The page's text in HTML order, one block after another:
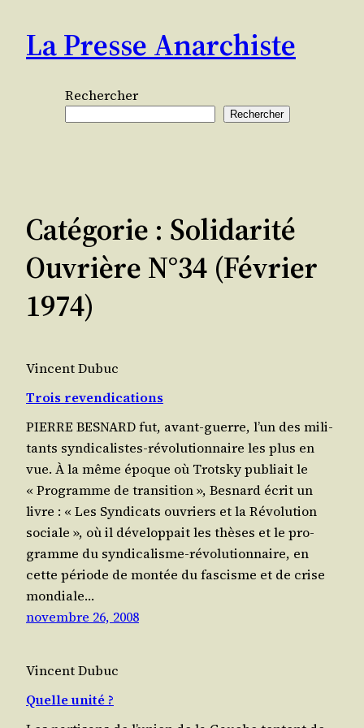
contenu
La Presse Anarchiste
Rechercher
Rechercher
Catégorie : Solidarité
Ouvrière N°34 (février
1974)
Vincent Dubuc
Trois revendications
PIERRE BESNARD fut, avant-guerre, l’un des mili­
tants syn­di­ca­listes-révo­lu­tion­naire les plus en
vue. À la même époque où Trots­ky publiait le
« Pro­gramme de tran­si­tion », Bes­nard écrit un
livre : « Les Syn­di­cats ouvriers et la Révo­lu­tion
sociale », où il déve­lop­pait les thèses et le pro­
gramme du syn­di­ca­lisme-révo­lu­tion­naire, en
cette période de mon­tée du fas­cisme et de crise
mon­diale…
novembre 26, 2008
Vincent Dubuc
Quelle unité ?